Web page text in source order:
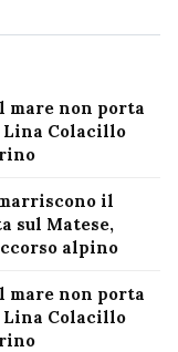
mare non porta
Lina Colacillo
il
sul Matese,
alpino
mare non porta
Lina Colacillo